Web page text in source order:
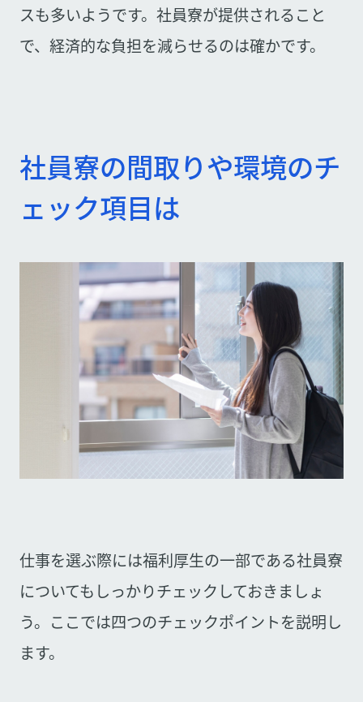
スも多いようです。社員寮が提供されること
で、経済的な負担を減らせるのは確かです。
社員寮の間取りや環境のチ
ェック項目は
仕事を選ぶ際には福利厚生の一部である社員寮
についてもしっかりチェックしておきましょ
う。ここでは四つのチェックポイントを説明し
ます。